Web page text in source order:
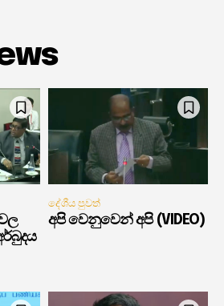
දේශීය පුවත්
අපි වෙනුවෙන් අපි (VIDEO)